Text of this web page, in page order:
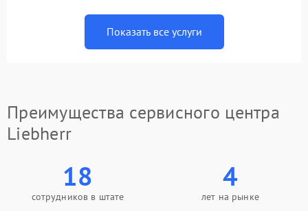
Показать все услуги
Преимущества сервисного центра
Liebherr
18
сотрудников в штате
4
лет на рынке